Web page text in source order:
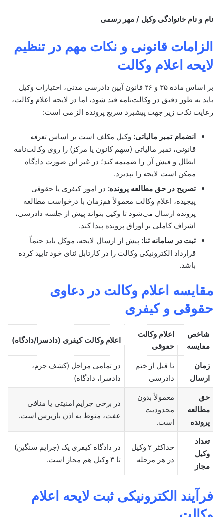
نام و نام خانوادگی وکیل / مهر رسمی
الزامات قانونی و نکات مهم در تنظیم
لایحه اعلام وکالت
بر اساس ماده ۳۵ و ۳۶ قانون آیین دادرسی مدنی، اختیارات وکیل
باید به طور دقیق در وکالت‌نامه قید شود، اما در لایحه اعلام وکالت،
رعایت نکات زیر جهت پیشبرد سریع پرونده الزامی است:
انضمام تمبر مالیاتی: وکیل مکلف است بر اساس تعرفه
قانونی، تمبر مالیاتی (سهم کانون یا مرکز) را روی وکالت‌نامه
ابطال و فیش آن را ضمیمه کند؛ در غیر این صورت دادگاه
ممکن است لایحه را نپذیرد.
تصریح در حق مطالعه پرونده: در امور کیفری یا حقوقی
پیچیده، اعلام وکالت معمولاً هم‌زمان با درخواست مطالعه
پرونده ارسال می‌شود تا وکیل بتواند پیش از جلسه دادرسی،
اشراف کاملی بر اوراق پرونده پیدا کند.
ثبت در سامانه ثنا: پیش از ارسال لایحه، موکل باید حتماً
قرارداد الکترونیکی وکالت را در کارتابل ثنای خود تایید کرده
باشد.
مقایسه اعلام وکالت در دعاوی
حقوقی و کیفری
شاخص
مقایسه
اعلام وکالت
حقوقی
اعلام وکالت کیفری (دادسرا/دادگاه)
زمان
ارسال
تا قبل از ختم
دادرسی
در تمامی مراحل (کشف جرم،
دادسرا، دادگاه)
حق
مطالعه
پرونده
معمولاً بدون
محدودیت
است.
در برخی جرایم امنیتی یا منافی
عفت، منوط به اذن بازپرس است.
تعداد
وکیل
مجاز
حداکثر ۲ وکیل
در هر مرحله
در دادگاه کیفری یک (جرایم سنگین)
تا ۳ وکیل هم مجاز است.
فرآیند الکترونیکی ثبت لایحه اعلام